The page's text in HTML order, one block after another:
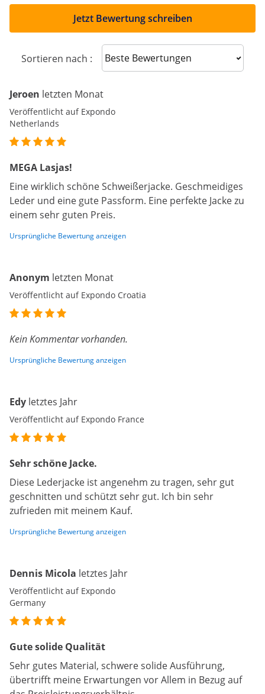
Jetzt Bewertung schreiben
Sortieren nach : Sort reviews
Jeroen letzten Monat
Veröffentlicht auf Expondo
Netherlands
MEGA Lasjas!
Eine wirklich schöne Schweißerjacke. Geschmeidiges
Leder und eine gute Passform. Eine perfekte Jacke zu
einem sehr guten Preis.
Ursprüngliche Bewertung anzeigen
Anonym letzten Monat
Veröffentlicht auf Expondo Croatia
Kein Kommentar vorhanden.
Ursprüngliche Bewertung anzeigen
Edy letztes Jahr
Veröffentlicht auf Expondo France
Sehr schöne Jacke.
Diese Lederjacke ist angenehm zu tragen, sehr gut
geschnitten und schützt sehr gut. Ich bin sehr
zufrieden mit meinem Kauf.
Ursprüngliche Bewertung anzeigen
Dennis Micola letztes Jahr
Veröffentlicht auf Expondo
Germany
Gute solide Qualität
Sehr gutes Material, schwere solide Ausführung,
übertrifft meine Erwartungen vor Allem in Bezug auf